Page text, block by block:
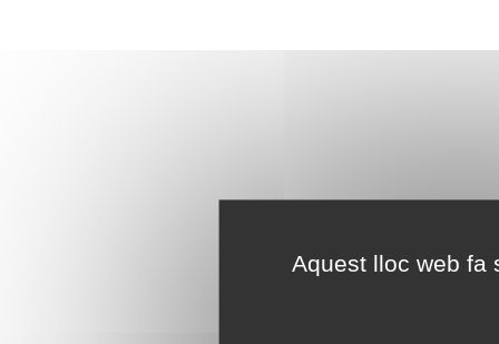
Aquest lloc web fa